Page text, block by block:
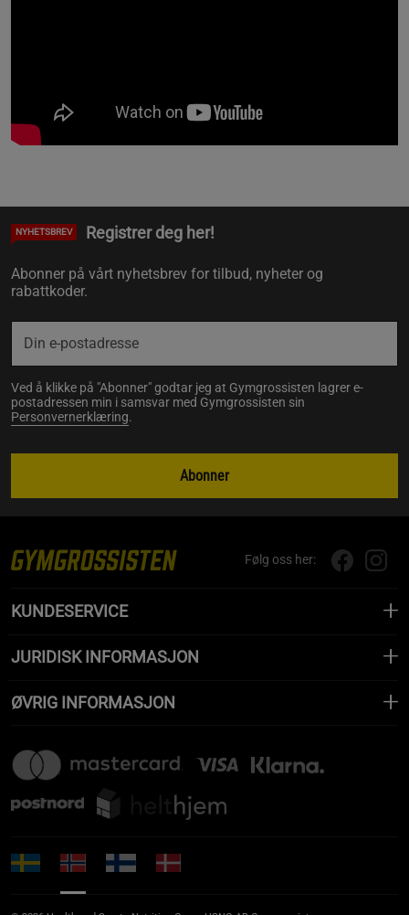
NYHETSBREV Registrer deg her!
Abonner på vårt nyhetsbrev for tilbud, nyheter og
rabattkoder.
Ved å klikke på "Abonner" godtar jeg at Gymgrossisten lagrer e-
postadressen min i samsvar med Gymgrossisten sin
Personvernerklæring.
Abonner
Følg oss her:
KUNDESERVICE
JURIDISK INFORMASJON
ØVRIG INFORMASJON